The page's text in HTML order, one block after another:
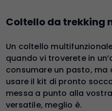
Coltello da trekking
Un coltello
quando vi troverete in
consumare un pasto,
usare il kit di pronto
messa a punto alla
versatile, meglio è.